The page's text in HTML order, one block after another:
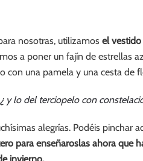
nosotras, utilizamos el
a poner un fajín de estrellas
una pamela y una cesta de
y lo del terciopelo con
alegrías. Podéis pinchar
para enseñaroslas ahora que